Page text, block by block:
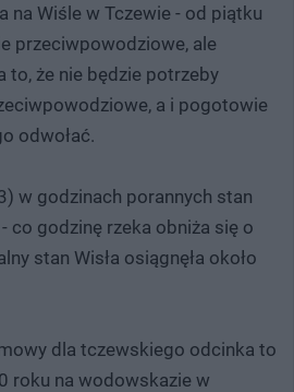
na Wiśle w Tczewie - od piątku
przeciwpowodziowe, ale
to, że nie będzie potrzeby
a i pogotowie
odwołać.
w godzinach porannych stan
co godzinę rzeka obniża się o
stan Wisła osiągnęła około
dla tczewskiego odcinka to
roku na wodowskazie w